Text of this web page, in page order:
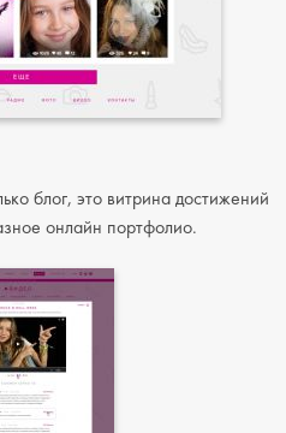
блог, это витрина достижений
онлайн портфолио.